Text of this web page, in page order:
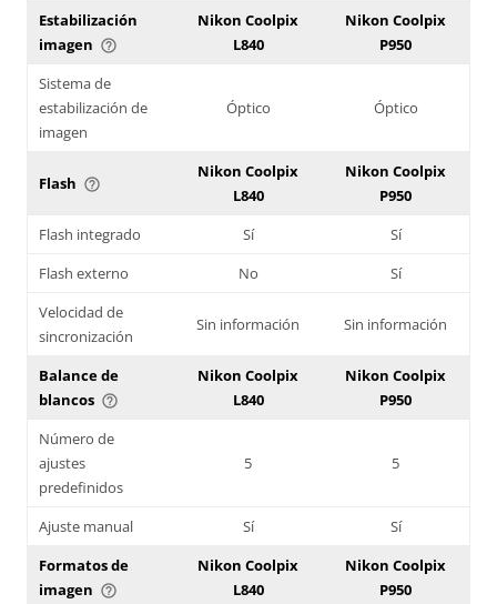
Estabilización
imagen help_outline
Nikon Coolpix
L840
Nikon Coolpix
P950
Sistema de
estabilización de
imagen
Óptico Óptico
Flash help_outline
Nikon Coolpix
L840
Nikon Coolpix
P950
Flash integrado
Sí
Sí
Flash externo
No
Sí
Velocidad de
sincronización
Sin información Sin información
Balance de
blancos help_outline
Nikon Coolpix
L840
Nikon Coolpix
P950
Número de
ajustes
predefinidos
5 5
Ajuste manual Sí
Sí
Formatos de
imagen help_outline
Nikon Coolpix
L840
Nikon Coolpix
P950